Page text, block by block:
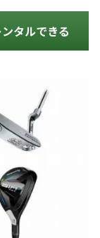
タルできる